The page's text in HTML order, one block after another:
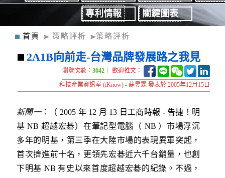
專利情報
關鍵圖表
首頁 策略評析 策略評析
2A1B向前走-台灣品牌發展路之我見
瀏覽次數：3042 ｜ 歡迎推文：
科技產業資訊室 (iKnow) - 蘇昱霖 發表於 2005年12月15日
新聞一：（ 2005 年 12 月 13 日工商時報 - 告捷！明
基 NB 超越宏碁）在筆記型電腦（ NB ）市場浮沉
多年的明基，第三季在大陸市場的表現異軍突起，
首次擠進前十名，更領先宏碁近六千台銷量，也創
下明基 NB 有史以來首度超越宏碁的紀錄。不過，